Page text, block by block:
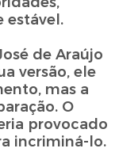
estável.
de Araújo
versão, ele
mas a
O
provocado
incriminá-lo.